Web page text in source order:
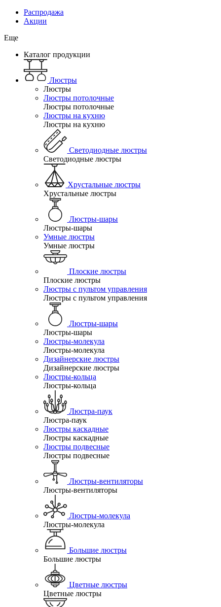
Распродажа
Акции
Еще
Каталог продукции
Люстры
Люстры
Люстры потолочные
Люстры потолочные
Люстры на кухню
Люстры на кухню
Светодиодные люстры
Светодиодные люстры
Хрустальные люстры
Хрустальные люстры
Люстры-шары
Люстры-шары
Умные люстры
Умные люстры
Плоские люстры
Плоские люстры
Люстры с пультом управления
Люстры с пультом управления
Люстры-шары
Люстры-шары
Люстры-молекула
Люстры-молекула
Дизайнерские люстры
Дизайнерские люстры
Люстры-кольца
Люстры-кольца
Люстра-паук
Люстра-паук
Люстры каскадные
Люстры каскадные
Люстры подвесные
Люстры подвесные
Люстры-вентиляторы
Люстры-вентиляторы
Люстры-молекула
Люстры-молекула
Большие люстры
Большие люстры
Цветные люстры
Цветные люстры